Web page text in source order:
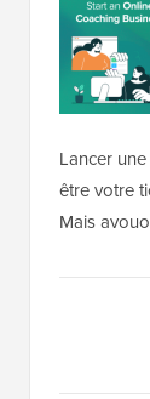
Lancer
être votre
Mais